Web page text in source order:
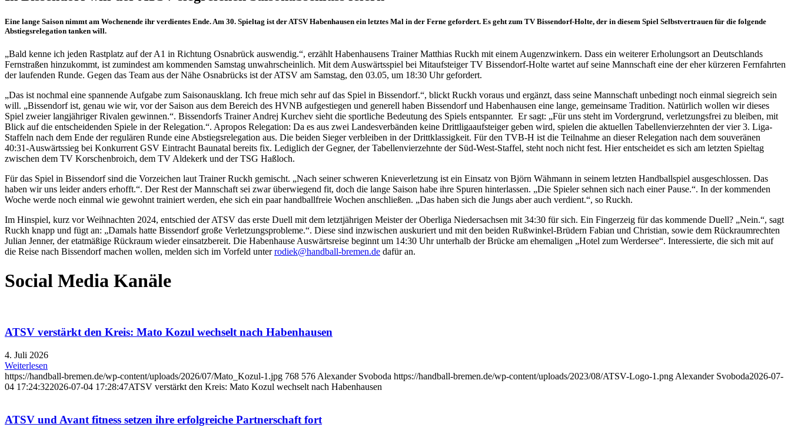
Eine lange Saison nimmt am Wochenende ihr verdientes Ende. Am 30. Spieltag ist der ATSV Habenhausen ein letztes Mal in der Ferne gefordert. Es geht zum TV Bissendorf-Holte, der in diesem Spiel Selbstvertrauen für die folgende
Abstiegsrelegation tanken will.
„Bald kenne ich jeden Rastplatz auf der A1 in Richtung Osnabrück auswendig.“, erzählt Habenhausens Trainer Matthias Ruckh mit einem Augenzwinkern. Dass ein weiterer Erholungsort an Deutschlands
Fernstraßen hinzukommt, ist zumindest am kommenden Samstag unwahrscheinlich. Mit dem Auswärtsspiel bei Mitaufsteiger TV Bissendorf-Holte wartet auf seine Mannschaft eine der eher kürzeren Fernfahrten
der laufenden Runde. Gegen das Team aus der Nähe Osnabrücks ist der ATSV am Samstag, den 03.05, um 18:30 Uhr gefordert.
„Das ist nochmal eine spannende Aufgabe zum Saisonausklang. Ich freue mich sehr auf das Spiel in Bissendorf.“, blickt Ruckh voraus und ergänzt, dass seine Mannschaft unbedingt noch einmal siegreich sein
will. „Bissendorf ist, genau wie wir, vor der Saison aus dem Bereich des HVNB aufgestiegen und generell haben Bissendorf und Habenhausen eine lange, gemeinsame Tradition. Natürlich wollen wir dieses
Spiel zweier langjähriger Rivalen gewinnen.“. Bissendorfs Trainer Andrej Kurchev sieht die sportliche Bedeutung des Spiels entspannter. Er sagt: „Für uns steht im Vordergrund, verletzungsfrei zu bleiben, mit
Blick auf die entscheidenden Spiele in der Relegation.“. Apropos Relegation: Da es aus zwei Landesverbänden keine Drittligaaufsteiger geben wird, spielen die aktuellen Tabellenvierzehnten der vier 3. Liga-
Staffeln nach dem Ende der regulären Runde eine Abstiegsrelegation aus. Die beiden Sieger verbleiben in der Drittklassigkeit. Für den TVB-H ist die Teilnahme an dieser Relegation nach dem souveränen
40:31-Auswärtssieg bei Konkurrent GSV Eintracht Baunatal bereits fix. Lediglich der Gegner, der Tabellenvierzehnte der Süd-West-Staffel, steht noch nicht fest. Hier entscheidet es sich am letzten Spieltag
zwischen dem TV Korschenbroich, dem TV Aldekerk und der TSG Haßloch.
Für das Spiel in Bissendorf sind die Vorzeichen laut Trainer Ruckh gemischt. „Nach seiner schweren Knieverletzung ist ein Einsatz von Björn Wähmann in seinem letzten Handballspiel ausgeschlossen. Das
haben wir uns leider anders erhofft.“. Der Rest der Mannschaft sei zwar überwiegend fit, doch die lange Saison habe ihre Spuren hinterlassen. „Die Spieler sehnen sich nach einer Pause.“. In der kommenden
Woche werde noch einmal wie gewohnt trainiert werden, ehe sich ein paar handballfreie Wochen anschließen. „Das haben sich die Jungs aber auch verdient.“, so Ruckh.
Im Hinspiel, kurz vor Weihnachten 2024, entschied der ATSV das erste Duell mit dem letztjährigen Meister der Oberliga Niedersachsen mit 34:30 für sich. Ein Fingerzeig für das kommende Duell? „Nein.“, sagt
Ruckh knapp und fügt an: „Damals hatte Bissendorf große Verletzungsprobleme.“. Diese sind inzwischen auskuriert und mit den beiden Rußwinkel-Brüdern Fabian und Christian, sowie dem Rückraumrechten
Julian Jenner, der etatmäßige Rückraum wieder einsatzbereit. Die Habenhause Auswärtsreise beginnt um 14:30 Uhr unterhalb der Brücke am ehemaligen „Hotel zum Werdersee“. Interessierte, die sich mit auf
die Reise nach Bissendorf machen wollen, melden sich im Vorfeld unterrodiek@handball-bremen.de dafür an.
Social Media Kanäle
ATSV verstärkt den Kreis: Mato Kozul wechselt nach Habenhausen
4. Juli 2026
Weiterlesen
https://handball-bremen.de/wp-content/uploads/2026/07/Mato_Kozul-1.jpg 768 576 Alexander Svoboda https://handball-bremen.de/wp-content/uploads/2023/08/ATSV-Logo-1.png Alexander Svoboda2026-07-
04 17:24:322026-07-04 17:28:47ATSV verstärkt den Kreis: Mato Kozul wechselt nach Habenhausen
ATSV und Avant fitness setzen ihre erfolgreiche Partnerschaft fort